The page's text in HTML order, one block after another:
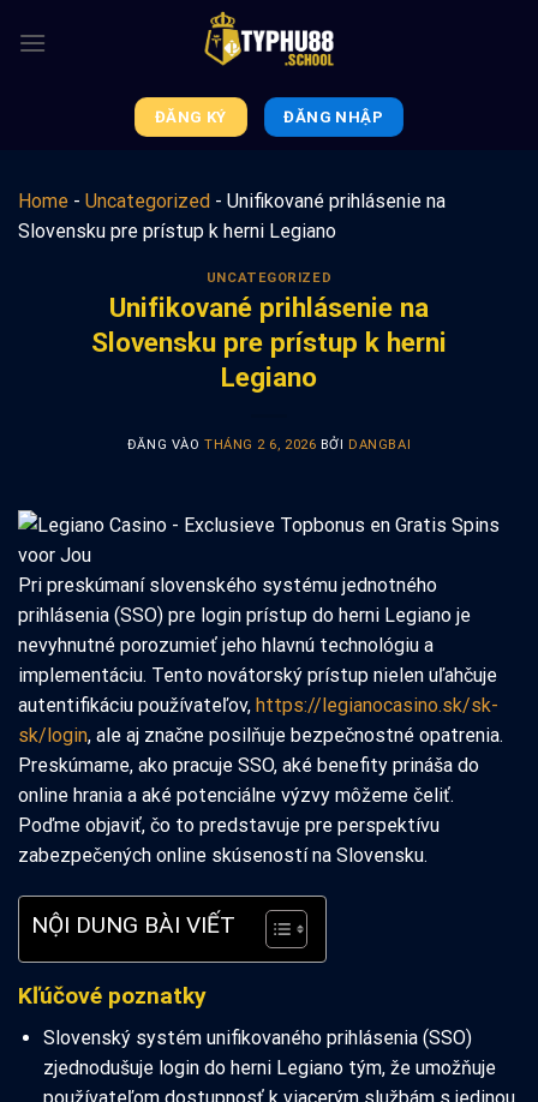
qua
ĐĂNG KÝ ĐĂNG NHẬP
Home - Uncategorized - Unifikované prihlásenie na
Slovensku pre prístup k herni Legiano
UNCATEGORIZED
Unifikované prihlásenie na
Slovensku pre prístup k herni
Legiano
ĐĂNG VÀO THÁNG 2 6, 2026 BỞI DANGBAI
Pri preskúmaní slovenského systému jednotného
prihlásenia (SSO) pre login prístup do herni Legiano je
nevyhnutné porozumieť jeho hlavnú technológiu a
implementáciu. Tento novátorský prístup nielen uľahčuje
autentifikáciu používateľov, https://legianocasino.sk/sk-
sk/login, ale aj značne posilňuje bezpečnostné opatrenia.
Preskúmame, ako pracuje SSO, aké benefity prináša do
online hrania a aké potenciálne výzvy môžeme čeliť.
Poďme objaviť, čo to predstavuje pre perspektívu
zabezpečených online skúseností na Slovensku.
NỘI DUNG BÀI VIẾT
Kľúčové poznatky
Slovenský systém unifikovaného prihlásenia (SSO)
zjednodušuje login do herni Legiano tým, že umožňuje